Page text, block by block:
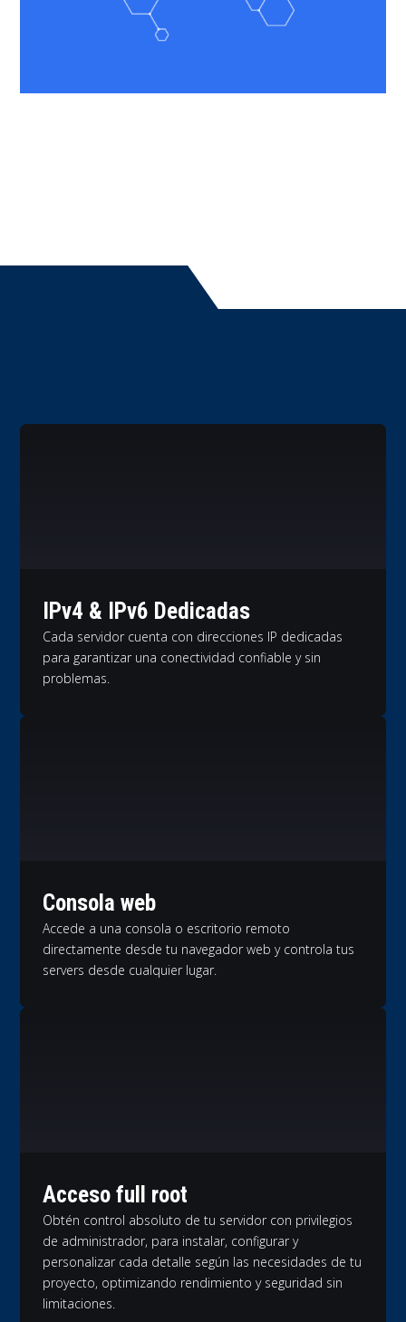
IPv4 & IPv6 Dedicadas
Cada servidor cuenta con direcciones IP dedicadas
para garantizar una conectividad confiable y sin
problemas.
Consola web
Accede a una consola o escritorio remoto
directamente desde tu navegador web y controla tus
servers desde cualquier lugar.
Acceso full root
Obtén control absoluto de tu servidor con privilegios
de administrador, para instalar, configurar y
personalizar cada detalle según las necesidades de tu
proyecto, optimizando rendimiento y seguridad sin
limitaciones.